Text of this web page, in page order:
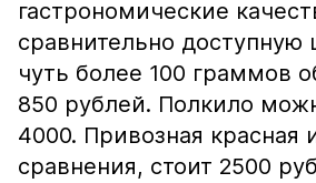
гастрономические
сравнительно доступную
чуть более 100 граммов
850 рублей. Полкило
4000. Привозная красная
сравнения, стоит 2500